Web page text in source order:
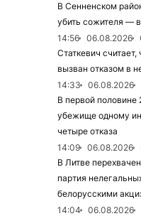
В Сенненском
убить сожителя —
14:56
06.08.2026
Статкевич
вызван отказом в
14:33
06.08.2026
В первой половине
убежище одному
четыре отказа
14:09
06.08.2026
В Литве
партия
белорусскими
14:04
06.08.2026